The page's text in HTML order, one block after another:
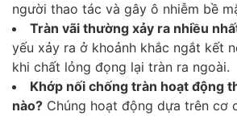
người thao tác và gây ô nhiễm bề
Tràn vãi thường xảy ra nhiều
yếu xảy ra ở khoảnh khắc ngắt kết
khi chất lỏng đọng lại tràn ra ngoài.
Khớp nối chống tràn hoạt động
nào? Chúng hoạt động dựa trên cơ